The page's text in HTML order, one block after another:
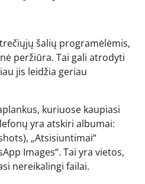
šalių programėlėmis,
peržiūra. Tai gali atrodyti
jis leidžia geriau
kuriuose kaupiasi
yra atskiri albumai:
„Atsisiuntimai“
Images“. Tai yra vietos,
nereikalingi failai.